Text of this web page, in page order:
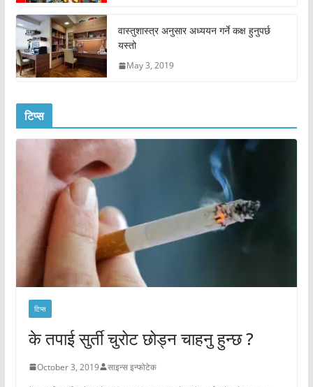
वास्तुशास्त्र अनुसार अध्ययन गर्ने कक्ष हुनुपर्छ
यस्तो
May 3, 2019
टिप्स
टिप्स
के तपाई सुर्ती चुरोट छोड्न चाहनु हुन्छ ?
October 3, 2019 साइन्स इन्फोटेक